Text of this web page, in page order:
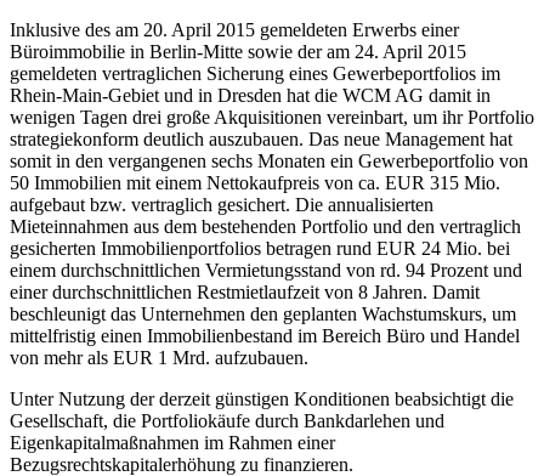
Inklusive des am 20. April 2015 gemeldeten Erwerbs einer
Büroimmobilie in Berlin-Mitte sowie der am 24. April 2015
gemeldeten vertraglichen Sicherung eines Gewerbeportfolios im
Rhein-Main-Gebiet und in Dresden hat die WCM AG damit in
wenigen Tagen drei große Akquisitionen vereinbart, um ihr Portfolio
strategiekonform deutlich auszubauen. Das neue Management hat
somit in den vergangenen sechs Monaten ein Gewerbeportfolio von
50 Immobilien mit einem Nettokaufpreis von ca. EUR 315 Mio.
aufgebaut bzw. vertraglich gesichert. Die annualisierten
Mieteinnahmen aus dem bestehenden Portfolio und den vertraglich
gesicherten Immobilienportfolios betragen rund EUR 24 Mio. bei
einem durchschnittlichen Vermietungsstand von rd. 94 Prozent und
einer durchschnittlichen Restmietlaufzeit von 8 Jahren. Damit
beschleunigt das Unternehmen den geplanten Wachstumskurs, um
mittelfristig einen Immobilienbestand im Bereich Büro und Handel
von mehr als EUR 1 Mrd. aufzubauen.
Unter Nutzung der derzeit günstigen Konditionen beabsichtigt die
Gesellschaft, die Portfoliokäufe durch Bankdarlehen und
Eigenkapitalmaßnahmen im Rahmen einer
Bezugsrechtskapitalerhöhung zu finanzieren.